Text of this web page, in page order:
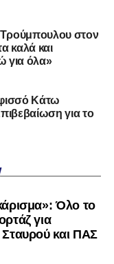
S. Maria
την
Σμύρνης.
Σαρωνικού και
Newsγια να
Ελλάδα και τον
Τρούμπουλου στον
καλά και
για όλα»
Κάτω
για το
Όλο το
για
και ΠΑΣ